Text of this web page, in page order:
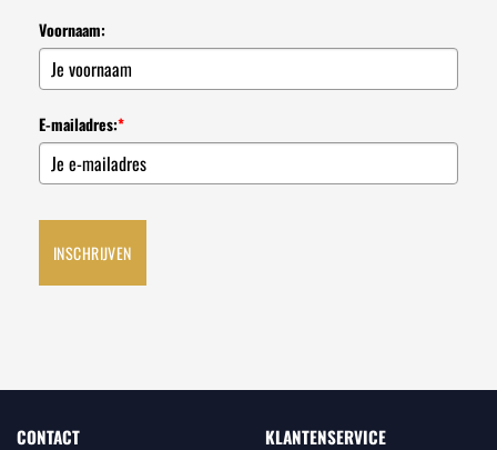
Voornaam:
E-mailadres:*
INSCHRIJVEN
CONTACT KLANTENSERVICE